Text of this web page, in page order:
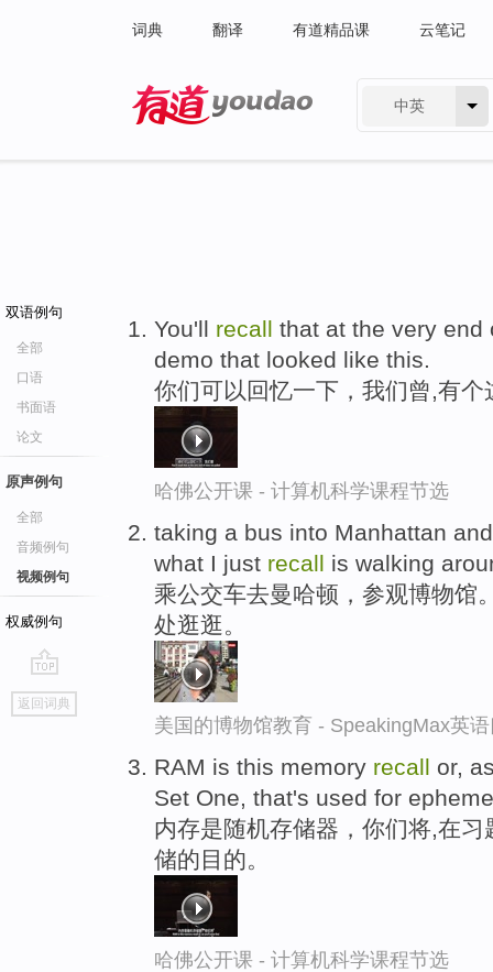
词典 翻译 有道精品课 云笔记
中英
双语例句
全部
口语
书面语
论文
原声例句
全部
音频例句
视频例句
权威例句
go
top
返回词典
You'll recall that at the very end
demo that looked like this.
你们可以回忆一下，我们曾,有个
哈佛公开课 - 计算机科学课程节选
taking a bus into Manhattan
what I just recall is walking
乘公交车去曼哈顿，参观博物馆
处逛逛。
美国的博物馆教育 - SpeakingMax英
RAM is this memory recall or,
Set One, that's used for
内存是随机存储器，你们将,在
储的目的。
哈佛公开课 - 计算机科学课程节选